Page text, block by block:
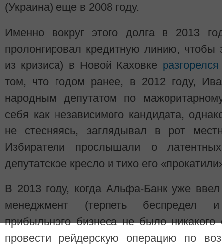
(Украина) еще в 2008 году.
Именно вокруг этого долга в 2013
пролонгировал кредитную линию, чтобы
из кризиса) в Новой Каховке
том, что годом ранее, в 2012 году,
народным депутатом по
себя как независимого кандидата,
не стесняясь, заглядывал в рот
Избиратели прослышали о
депутатское кресло и тихо его
В 2013 году, когда Альфа-Банк уже
менеджмент (терпеть беспредел
прибыльного бизнеса не было
провести рейдерскую операцию по